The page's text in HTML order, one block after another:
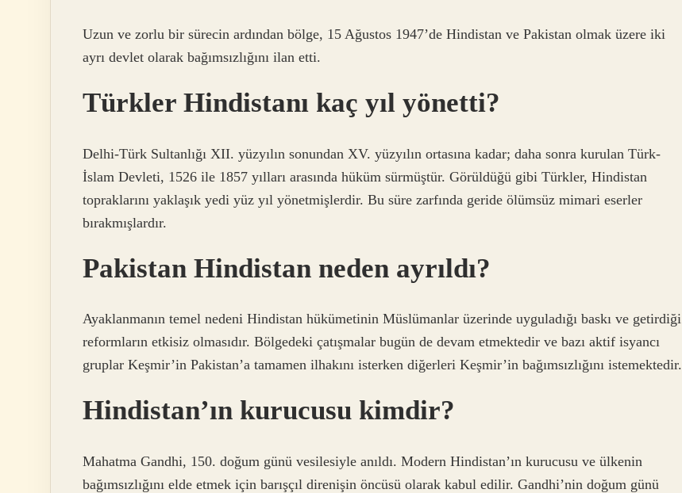
Uzun ve zorlu bir sürecin ardından bölge, 15 Ağustos 1947’de Hindistan ve Pakistan olmak üzere iki
ayrı devlet olarak bağımsızlığını ilan etti.
Türkler Hindistanı kaç yıl yönetti?
Delhi-Türk Sultanlığı XII. yüzyılın sonundan XV. yüzyılın ortasına kadar; daha sonra kurulan Türk-
İslam Devleti, 1526 ile 1857 yılları arasında hüküm sürmüştür. Görüldüğü gibi Türkler, Hindistan
topraklarını yaklaşık yedi yüz yıl yönetmişlerdir. Bu süre zarfında geride ölümsüz mimari eserler
bırakmışlardır.
Pakistan Hindistan neden ayrıldı?
Ayaklanmanın temel nedeni Hindistan hükümetinin Müslümanlar üzerinde uyguladığı baskı ve getirdiği
reformların etkisiz olmasıdır. Bölgedeki çatışmalar bugün de devam etmektedir ve bazı aktif isyancı
gruplar Keşmir’in Pakistan’a tamamen ilhakını isterken diğerleri Keşmir’in bağımsızlığını istemektedir.
Hindistan’ın kurucusu kimdir?
Mahatma Gandhi, 150. doğum günü vesilesiyle anıldı. Modern Hindistan’ın kurucusu ve ülkenin
bağımsızlığını elde etmek için barışçıl direnişin öncüsü olarak kabul edilir. Gandhi’nin doğum günü